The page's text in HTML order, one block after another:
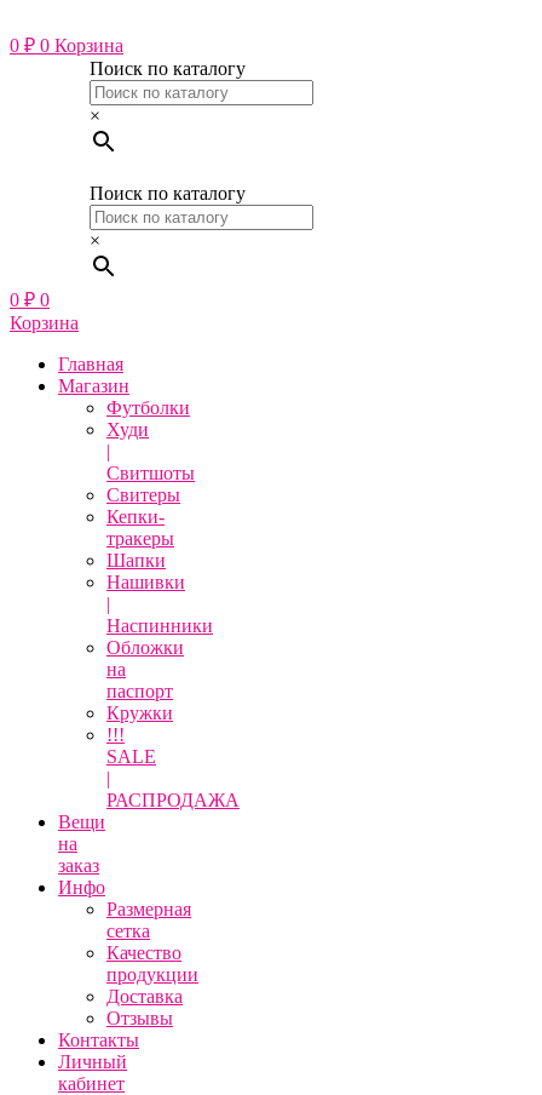
к
содержимому
0 ₽ 0 Корзина
Поиск по каталогу
×
Поиск по каталогу
×
0 ₽ 0
Корзина
Главная
Магазин
Футболки
Худи
|
Свитшоты
Свитеры
Кепки-
тракеры
Шапки
Нашивки
|
Наспинники
Обложки
на
паспорт
Кружки
!!!
SALE
|
РАСПРОДАЖА
Вещи
на
заказ
Инфо
Размерная
сетка
Качество
продукции
Доставка
Отзывы
Контакты
Личный
кабинет